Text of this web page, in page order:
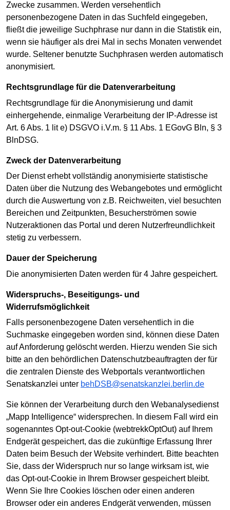
Zwecke zusammen. Werden versehentlich
personenbezogene Daten in das Suchfeld eingegeben,
fließt die jeweilige Suchphrase nur dann in die Statistik ein,
wenn sie häufiger als drei Mal in sechs Monaten verwendet
wurde. Seltener benutzte Suchphrasen werden automatisch
anonymisiert.
Rechtsgrundlage für die Datenverarbeitung
Rechtsgrundlage für die Anonymisierung und damit
einhergehende, einmalige Verarbeitung der IP-Adresse ist
Art. 6 Abs. 1 lit e) DSGVO i.V.m. § 11 Abs. 1 EGovG Bln, § 3
BlnDSG.
Zweck der Datenverarbeitung
Der Dienst erhebt vollständig anonymisierte statistische
Daten über die Nutzung des Webangebotes und ermöglicht
durch die Auswertung von z.B. Reichweiten, viel besuchten
Bereichen und Zeitpunkten, Besucherströmen sowie
Nutzeraktionen das Portal und deren Nutzerfreundlichkeit
stetig zu verbessern.
Dauer der Speicherung
Die anonymisierten Daten werden für 4 Jahre gespeichert.
Widerspruchs-, Beseitigungs- und
Widerrufsmöglichkeit
Falls personenbezogene Daten versehentlich in die
Suchmaske eingegeben worden sind, können diese Daten
auf Anforderung gelöscht werden. Hierzu wenden Sie sich
bitte an den behördlichen Datenschutzbeauftragten der für
die zentralen Dienste des Webportals verantwortlichen
Senatskanzlei unter behDSB@senatskanzlei.berlin.de
Sie können der Verarbeitung durch den Webanalysedienst
„Mapp Intelligence“ widersprechen. In diesem Fall wird ein
sogenanntes Opt-out-Cookie (webtrekkOptOut) auf Ihrem
Endgerät gespeichert, das die zukünftige Erfassung Ihrer
Daten beim Besuch der Website verhindert. Bitte beachten
Sie, dass der Widerspruch nur so lange wirksam ist, wie
das Opt-out-Cookie in Ihrem Browser gespeichert bleibt.
Wenn Sie Ihre Cookies löschen oder einen anderen
Browser oder ein anderes Endgerät verwenden, müssen